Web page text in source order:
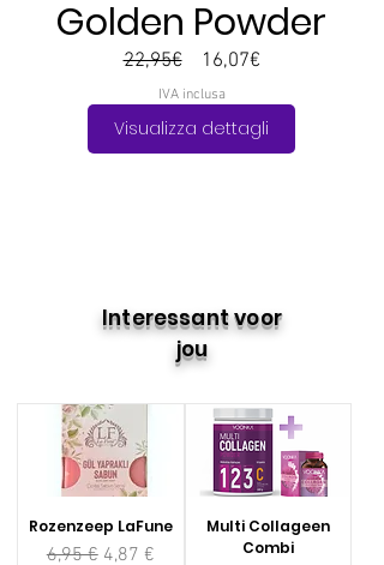
Golden Powder
22,95€
Prezzo
regolare
16,07€Prezzo
IVA inclusa
Visualizza dettagli
Interessant voor
jou
Rozenzeep LaFune
Prezzo regolare
6,95 € Prezzo scontato
4,87 €
Multi Collageen
Combi